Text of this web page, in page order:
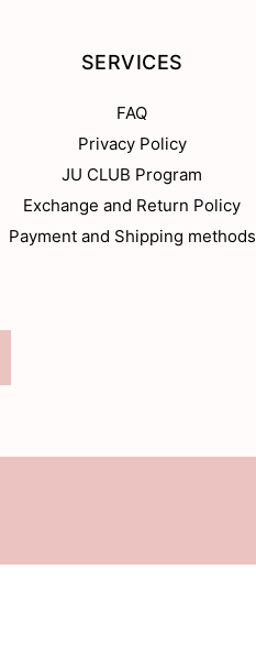
SERVICES
FAQ
Privacy Policy
JU CLUB Program
Exchange and Return Policy
Payment and Shipping methods